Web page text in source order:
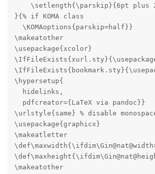
\setlength{\parskip}{6pt plus
}{% if KOMA class
  \KOMAoptions{parskip=half}}
\makeatother
\usepackage{xcolor}
\hypersetup{
  hidelinks,
  pdfcreator={LaTeX via pandoc}}
\urlstyle{same} % disable
\usepackage{graphicx}
\makeatletter
\makeatother